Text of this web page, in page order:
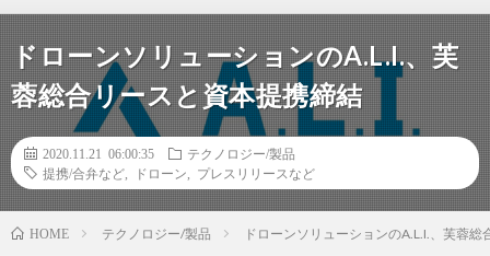
ドローンソリューションのA.L.I.、芙
蓉総合リースと資本提携締結
2020.11.21 06:00:35
テクノロジー/製品
提携/合弁など
ドローン プレスリリースなど
HOME テクノロジー/製品 ドローンソリューションのA.L.I.、芙蓉